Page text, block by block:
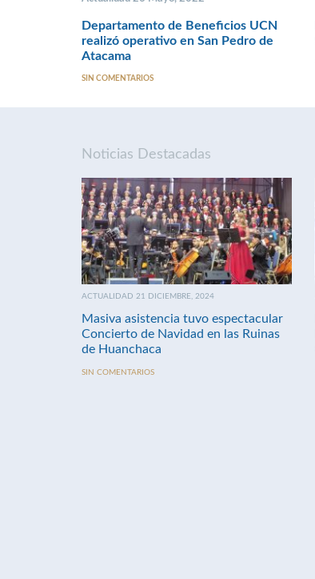
Departamento de Beneficios UCN
realizó operativo en San Pedro de
Atacama
SIN COMENTARIOS
Noticias Destacadas
ACTUALIDAD 21 DICIEMBRE, 2024
Masiva asistencia tuvo espectacular
Concierto de Navidad en las Ruinas
de Huanchaca
SIN COMENTARIOS